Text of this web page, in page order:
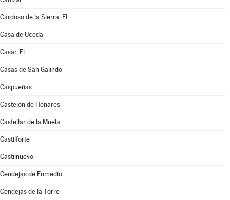
Cardoso de la Sierra, El
Casa de Uceda
Casar, El
Casas de San Galindo
Caspueñas
Castejón de Henares
Castellar de la Muela
Castilforte
Castilnuevo
Cendejas de Enmedio
Cendejas de la Torre